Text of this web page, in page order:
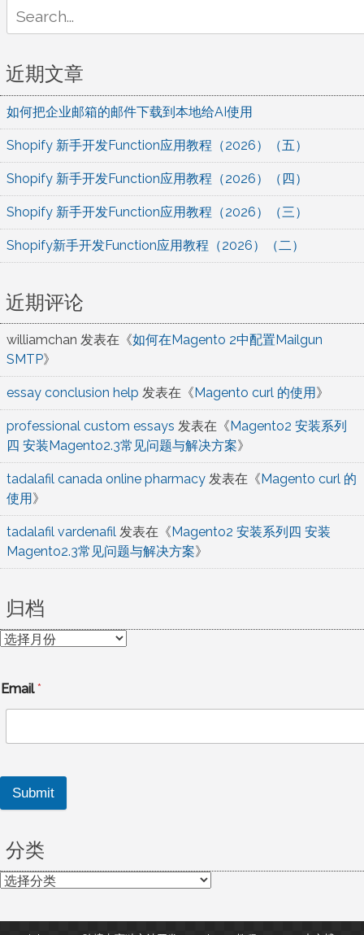
for:
近期文章
如何把企业邮箱的邮件下载到本地给AI使用
Shopify 新手开发Function应用教程（2026）（五）
Shopify 新手开发Function应用教程（2026）（四）
Shopify 新手开发Function应用教程（2026）（三）
Shopify新手开发Function应用教程（2026）（二）
近期评论
williamchan 发表在《如何在Magento 2中配置Mailgun
SMTP》
essay conclusion help 发表在《Magento curl 的使用》
professional custom essays 发表在《Magento2 安装系列
四 安装Magento2.3常见问题与解决方案》
tadalafil canada online pharmacy 发表在《Magento curl 的
使用》
tadalafil vardenafil 发表在《Magento2 安装系列四 安装
Magento2.3常见问题与解决方案》
归档
归
Email*
Submit
分类
分